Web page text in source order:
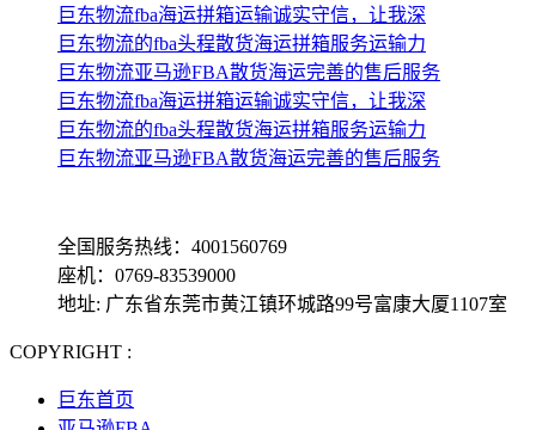
巨东物流fba海运拼箱运输诚实守信，让我深
巨东物流的fba头程散货海运拼箱服务运输力
巨东物流亚马逊FBA散货海运完善的售后服务
巨东物流fba海运拼箱运输诚实守信，让我深
巨东物流的fba头程散货海运拼箱服务运输力
巨东物流亚马逊FBA散货海运完善的售后服务
全国服务热线：4001560769
座机：0769-83539000
地址: 广东省东莞市黄江镇环城路99号富康大厦1107室
COPYRIGHT :
巨东首页